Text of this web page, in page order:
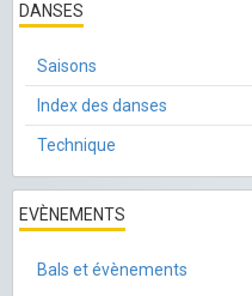
DANSES
Saisons
Index des danses
Technique
EVÈNEMENTS
Bals et évènements